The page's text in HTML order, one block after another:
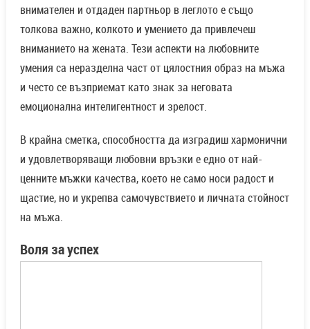
внимателен и отдаден партньор в леглото е също
толкова важно, колкото и умението да привлечеш
вниманието на жената. Тези аспекти на любовните
умения са неразделна част от цялостния образ на мъжа
и често се възприемат като знак за неговата
емоционална интелигентност и зрелост.
В крайна сметка, способността да изградиш хармонични
и удовлетворяващи любовни връзки е едно от най-
ценните мъжки качества, което не само носи радост и
щастие, но и укрепва самочувствието и личната стойност
на мъжа.
Воля за успех